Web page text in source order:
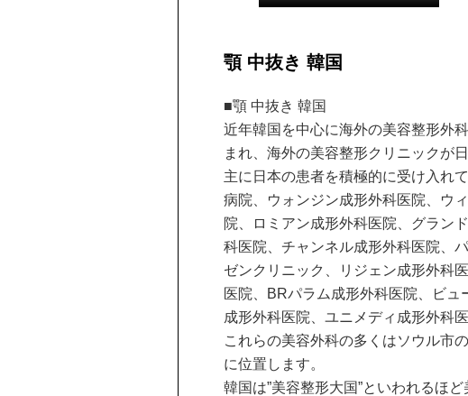
顎 中抜き 韓国
■顎 中抜き 韓国
近年韓国を中心に海外の美容整形外
まれ、海外の美容整形クリニックが
主に日本の患者を積極的に受け入れ
病院、ウォンジン成形外科医院、ウ
院、ロミアン成形外科医院、グラン
科医院、チャンネル成形外科医院、
ゼンクリニック、リジェン成形外科
医院、BRパラム成形外科医院、ビ
成形外科医院、ユニメディ成形外科
これらの美容外科の多くはソウル市
に位置します。
韓国は”美容整形大国”といわれるほ